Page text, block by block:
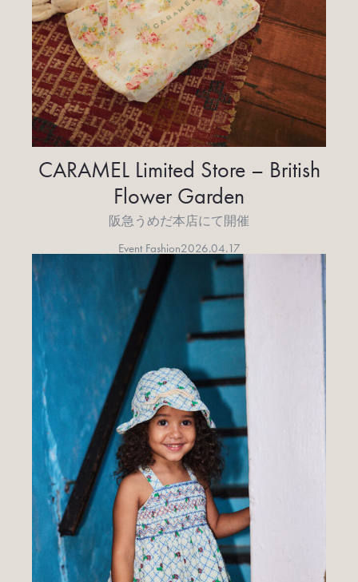
CARAMEL Limited Store – British
Flower Garden
阪急うめだ本店にて開催
Event Fashion2026.04.17